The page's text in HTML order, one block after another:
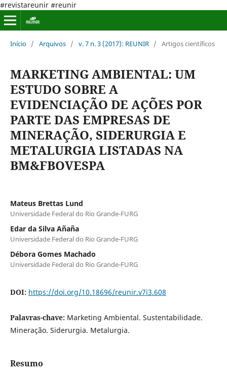
#revistareunir #reunir
Início / Arquivos / v. 7 n. 3 (2017): REUNIR / Artigos científicos
MARKETING AMBIENTAL: UM
ESTUDO SOBRE A
EVIDENCIAÇÃO DE AÇÕES POR
PARTE DAS EMPRESAS DE
MINERAÇÃO, SIDERURGIA E
METALURGIA LISTADAS NA
BM&FBOVESPA
Mateus Brettas Lund
Universidade Federal do Rio Grande-FURG
Edar da Silva Añaña
Universidade Federal do Rio Grande-FURG
Débora Gomes Machado
Universidade Federal do Rio Grande-FURG
DOI: https://doi.org/10.18696/reunir.v7i3.608
Palavras-chave: Marketing Ambiental. Sustentabilidade.
Mineração. Siderurgia. Metalurgia.
Resumo